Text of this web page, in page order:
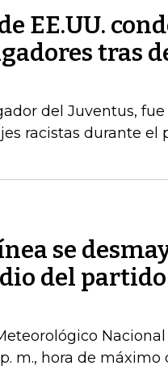
EE.UU.
tras
del Juventus,
racistas durante el
se
del
Nacional
m., hora de máximo